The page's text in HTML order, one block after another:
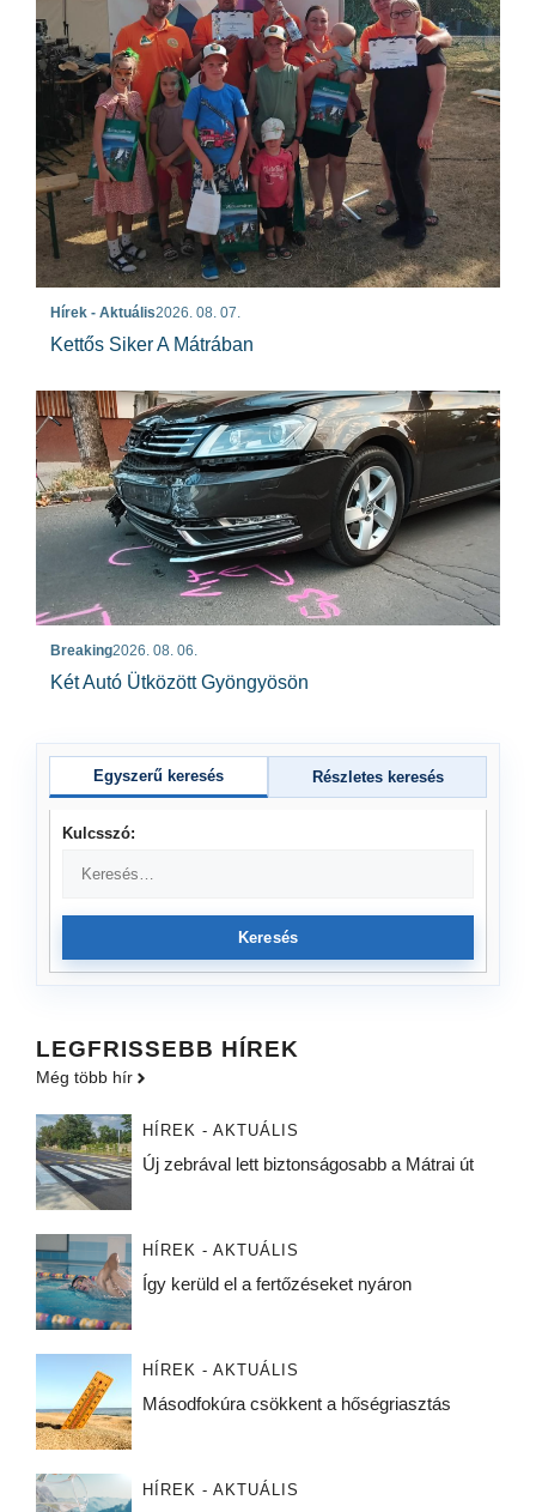
Hírek - Aktuális2026. 08. 07.
Kettős Siker A Mátrában
Breaking2026. 08. 06.
Két Autó Ütközött Gyöngyösön
Egyszerű keresés Részletes keresés
Kulcsszó:
Keresés
LEGFRISSEBB HÍREK
Még több hír
HÍREK - AKTUÁLIS
Új zebrával lett biztonságosabb a Mátrai út
HÍREK - AKTUÁLIS
Így kerüld el a fertőzéseket nyáron
HÍREK - AKTUÁLIS
Másodfokúra csökkent a hőségriasztás
HÍREK - AKTUÁLIS